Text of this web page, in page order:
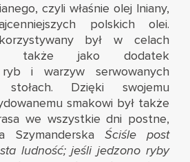
czyli właśnie olej lniany,
polskich olei.
był w celach
także jako dodatek
i warzyw serwowanych
Dzięki swojemu
smakowi był także
we wszystkie dni postne,
Szymanderska Ściśle post
ludność; jeśli jedzono ryby